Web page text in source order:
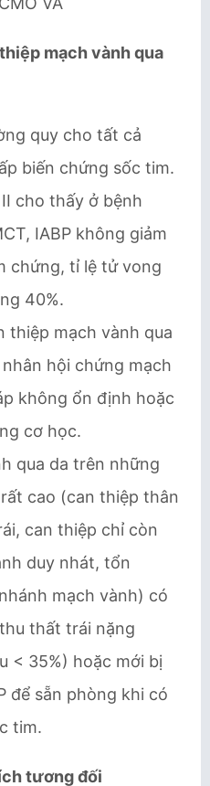
mạch vành qua
quy cho tất cả
biến chứng sốc tim.
cho thấy ở bệnh
IABP không giảm
chứng, tỉ lệ tử vong
40%.
thiệp mạch vành qua
hội chứng mạch
không ổn định hoặc
cơ học.
qua da trên những
cao (can thiệp thân
can thiệp chỉ còn
duy nhát, tổn
mạch vành) có
thất trái nặng
< 35%) hoặc mới bị
để sẵn phòng khi có
tim.
tương đối